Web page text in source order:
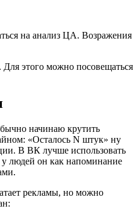
на анализ ЦА. Возражения
этого можно посовещаться
начинаю крутить
«Осталось N штук» ну
В ВК лучше использовать
людей он как напоминание
рекламы, но можно